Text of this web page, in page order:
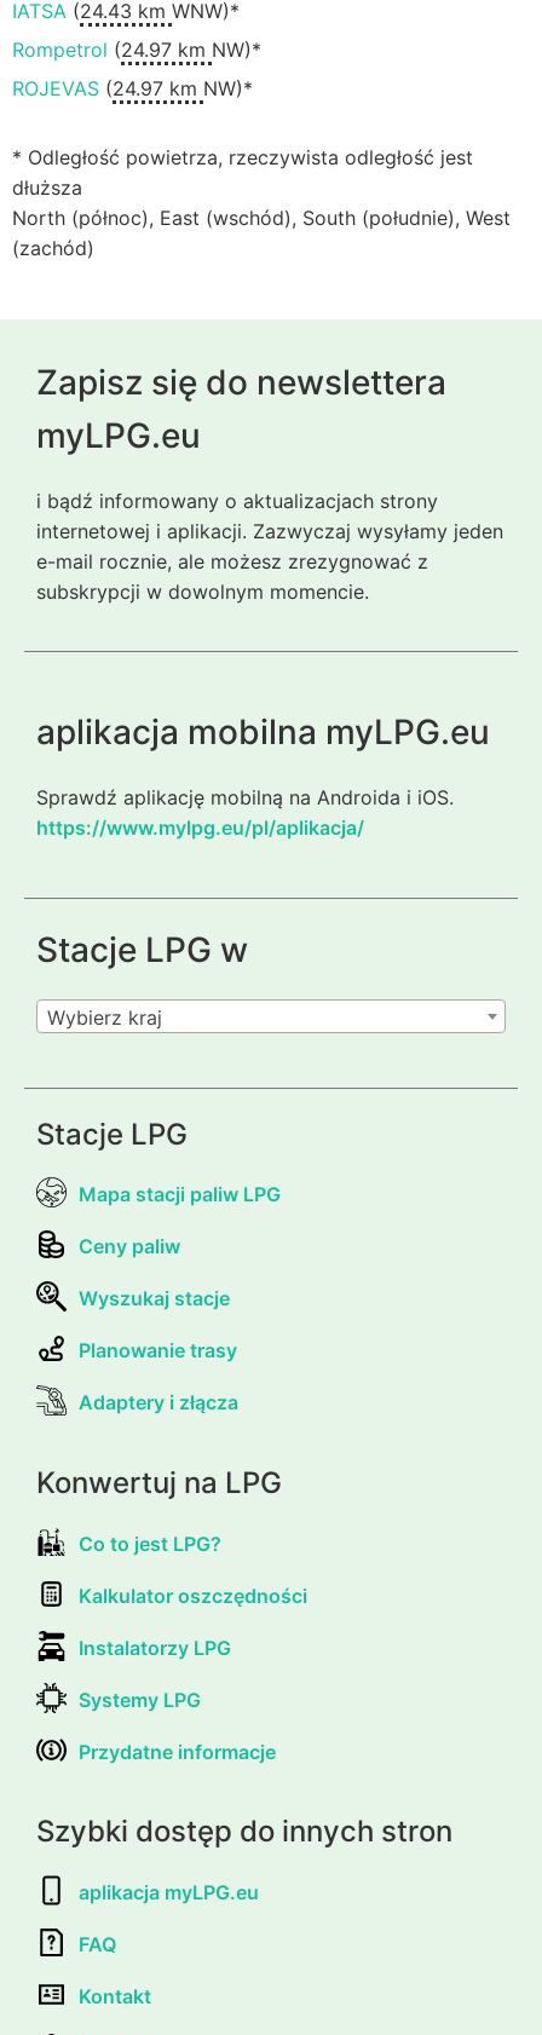
IATSA (24.43 km WNW)*
Rompetrol (24.97 km NW)*
ROJEVAS (24.97 km NW)*
* Odległość powietrza, rzeczywista odległość jest
dłuższa
North (północ), East (wschód), South (południe), West
(zachód)
Zapisz się do newslettera
myLPG.eu
i bądź informowany o aktualizacjach strony
internetowej i aplikacji. Zazwyczaj wysyłamy jeden
e-mail rocznie, ale możesz zrezygnować z
subskrypcji w dowolnym momencie.
aplikacja mobilna myLPG.eu
Sprawdź aplikację mobilną na Androida i iOS.
https://www.mylpg.eu/pl/aplikacja/
Stacje LPG w
Wybierz kraj
Stacje LPG
Mapa stacji paliw LPG
Ceny paliw
Wyszukaj stacje
Planowanie trasy
Adaptery i złącza
Konwertuj na LPG
Co to jest LPG?
Kalkulator oszczędności
Instalatorzy LPG
Systemy LPG
Przydatne informacje
Szybki dostęp do innych stron
aplikacja myLPG.eu
FAQ
Kontakt